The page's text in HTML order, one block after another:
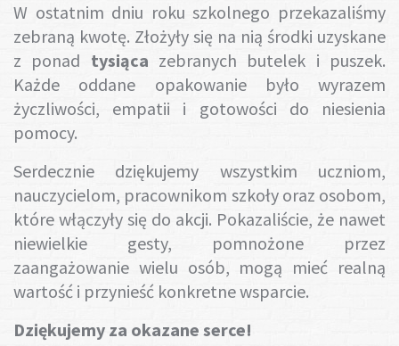
W ostatnim dniu roku szkolnego przekazaliśmy
zebraną kwotę. Złożyły się na nią środki uzyskane
z ponad tysiąca zebranych butelek i puszek.
Każde oddane opakowanie było wyrazem
życzliwości, empatii i gotowości do niesienia
pomocy.
Serdecznie dziękujemy wszystkim uczniom,
nauczycielom, pracownikom szkoły oraz osobom,
które włączyły się do akcji. Pokazaliście, że nawet
niewielkie gesty, pomnożone przez
zaangażowanie wielu osób, mogą mieć realną
wartość i przynieść konkretne wsparcie.
Dziękujemy za okazane serce!